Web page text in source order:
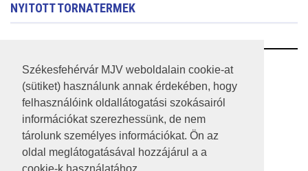
Székesfehérvár MJV weboldalain cookie-at
(sütiket) használunk annak érdekében, hogy
felhasználóink oldallátogatási szokásairól
információkat szerezhessünk, de nem
tárolunk személyes információkat. Ön az
oldal meglátogatásával hozzájárul a a
NYITOTT TORNATERMEK
RSS
A HONLAP 2017.03.31-I ÁLLAPOTA
JOGI NYILATKOZAT
IMPRESSZUM